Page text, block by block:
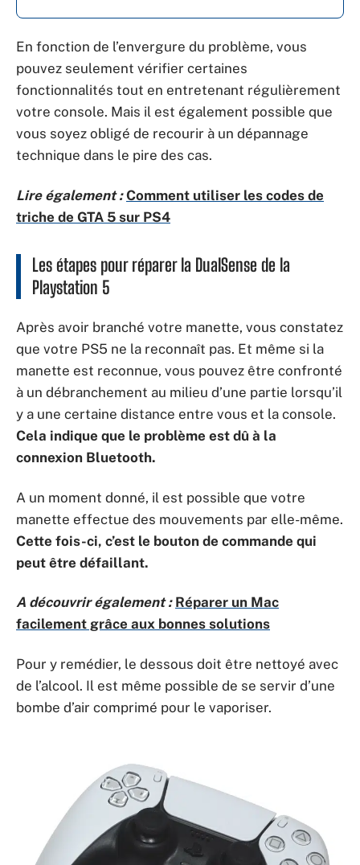
En fonction de l’envergure du problème, vous
pouvez seulement vérifier certaines
fonctionnalités tout en entretenant régulièrement
votre console. Mais il est également possible que
vous soyez obligé de recourir à un dépannage
technique dans le pire des cas.
Lire également : Comment utiliser les codes de
triche de GTA 5 sur PS4
Les étapes pour réparer la DualSense de la
Playstation 5
Après avoir branché votre manette, vous constatez
que votre PS5 ne la reconnaît pas. Et même si la
manette est reconnue, vous pouvez être confronté
à un débranchement au milieu d’une partie lorsqu’il
y a une certaine distance entre vous et la console.
Cela indique que le problème est dû à la
connexion Bluetooth.
A un moment donné, il est possible que votre
manette effectue des mouvements par elle-même.
Cette fois-ci, c’est le bouton de commande qui
peut être défaillant.
A découvrir également : Réparer un Mac
facilement grâce aux bonnes solutions
Pour y remédier, le dessous doit être nettoyé avec
de l’alcool. Il est même possible de se servir d’une
bombe d’air comprimé pour le vaporiser.